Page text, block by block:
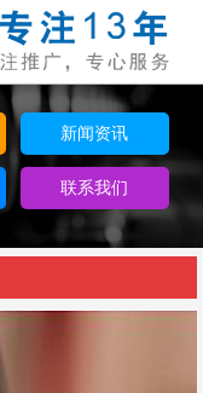
新闻资讯
联系我们